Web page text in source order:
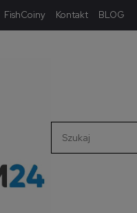
FishCoiny Kontakt BLOG